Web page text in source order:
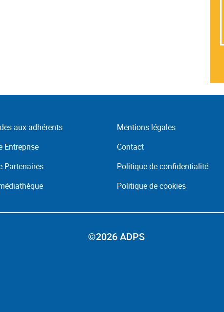
aux adhérents
Entreprise
Partenaires
Mentions légales
Contact
Politique de confidentialité
Politique de cookies
©2026 ADPS